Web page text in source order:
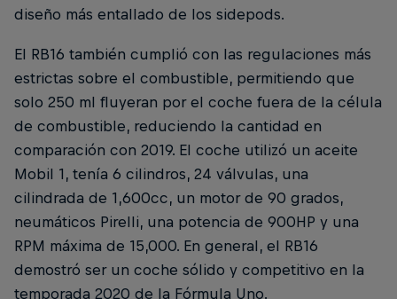
diseño más entallado de los sidepods.
El RB16 también cumplió con las regulaciones más
estrictas sobre el combustible, permitiendo que
solo 250 ml fluyeran por el coche fuera de la célula
de combustible, reduciendo la cantidad en
comparación con 2019. El coche utilizó un aceite
Mobil 1, tenía 6 cilindros, 24 válvulas, una
cilindrada de 1,600cc, un motor de 90 grados,
neumáticos Pirelli, una potencia de 900HP y una
RPM máxima de 15,000. En general, el RB16
demostró ser un coche sólido y competitivo en la
temporada 2020 de la Fórmula Uno.